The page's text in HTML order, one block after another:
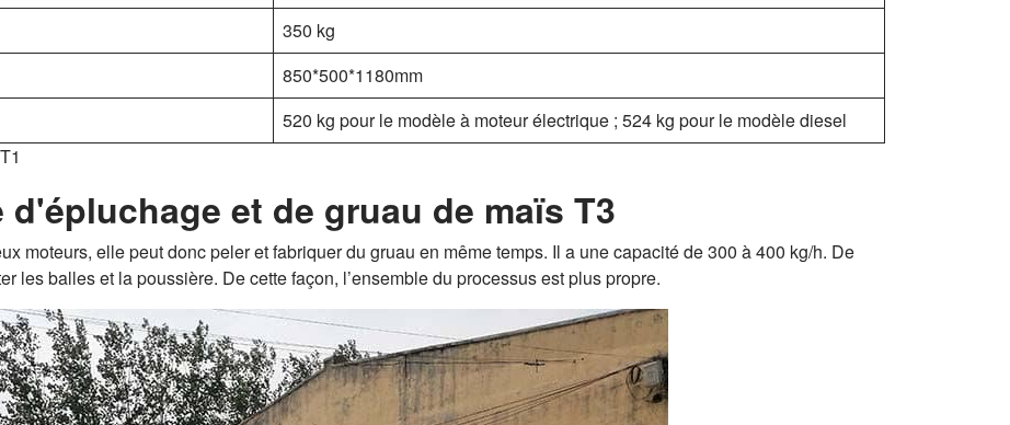
350 kg
850*500*1180mm
520 kg pour le modèle à moteur électrique ; 524 kg pour le modèle diesel
et de gruau de maïs T3
moteurs, elle peut donc peler et fabriquer du gruau en même temps. Il a une capacité de 300 à 400 kg/h. De
les balles et la poussière. De cette façon, l’ensemble du processus est plus propre.